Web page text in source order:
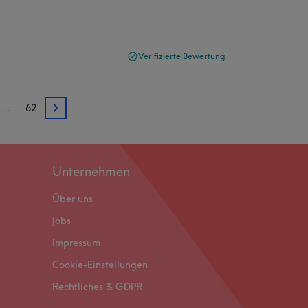
Verifizierte Bewertung
… 62 3
Unternehmen
Über uns
Jobs
Impressum
Cookie-Einstellungen
Rechtliches & GDPR